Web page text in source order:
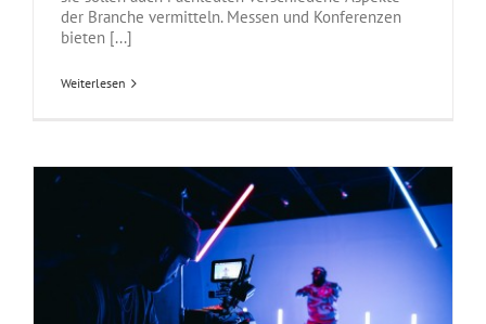
der Branche vermitteln. Messen und Konferenzen
bieten [...]
Weiterlesen